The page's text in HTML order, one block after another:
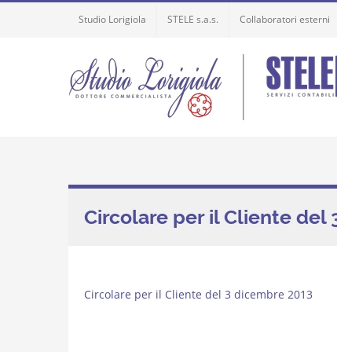
Studio Lorigiola STELE s.a.s. Collaboratori esterni
Circolare per il Cliente del
Circolare per il Cliente del 3 dicembre 2013